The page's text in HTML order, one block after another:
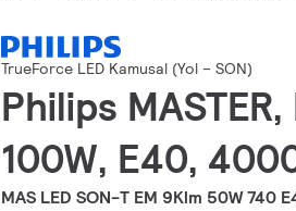
TrueForce LED Kamusal (Yol – SON)
Philips
100W, E40,
MAS LED SON-T EM 9Klm 50W 740